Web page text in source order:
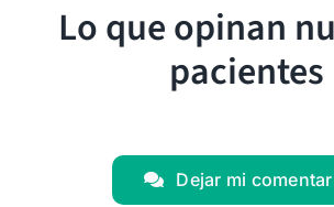
Lo que opinan
pacientes
Dejar mi